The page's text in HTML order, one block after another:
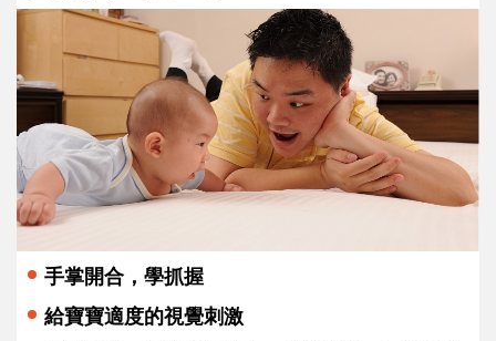
手掌開合，學抓握
給寶寶適度的視覺刺激